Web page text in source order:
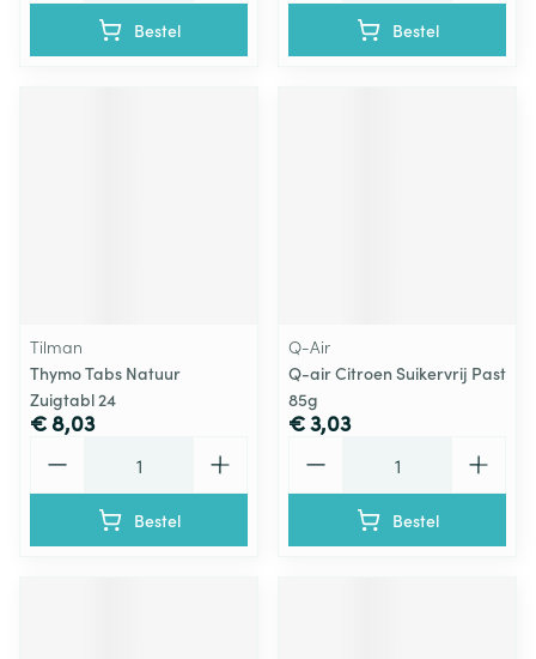
Bestel Bestel
Tilman
Thymo Tabs Natuur
Zuigtabl 24
€ 8,03
Bestel
Q-Air
Q-air Citroen Suikervrij Past
85g
€ 3,03
Bestel